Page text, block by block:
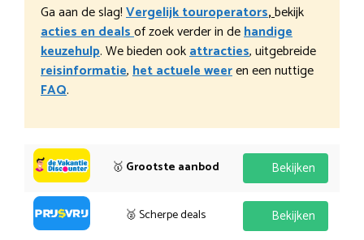
Ga aan de slag!Vergelijk touroperators,bekijk
acties en dealsof zoek verder in dehandige
keuzehulp. We bieden ookattracties, uitgebreide
reisinformatie,het actuele weeren een nuttige
FAQ.
🥇 Grootste aanbod Bekijken
🥈 Scherpe deals Bekijken